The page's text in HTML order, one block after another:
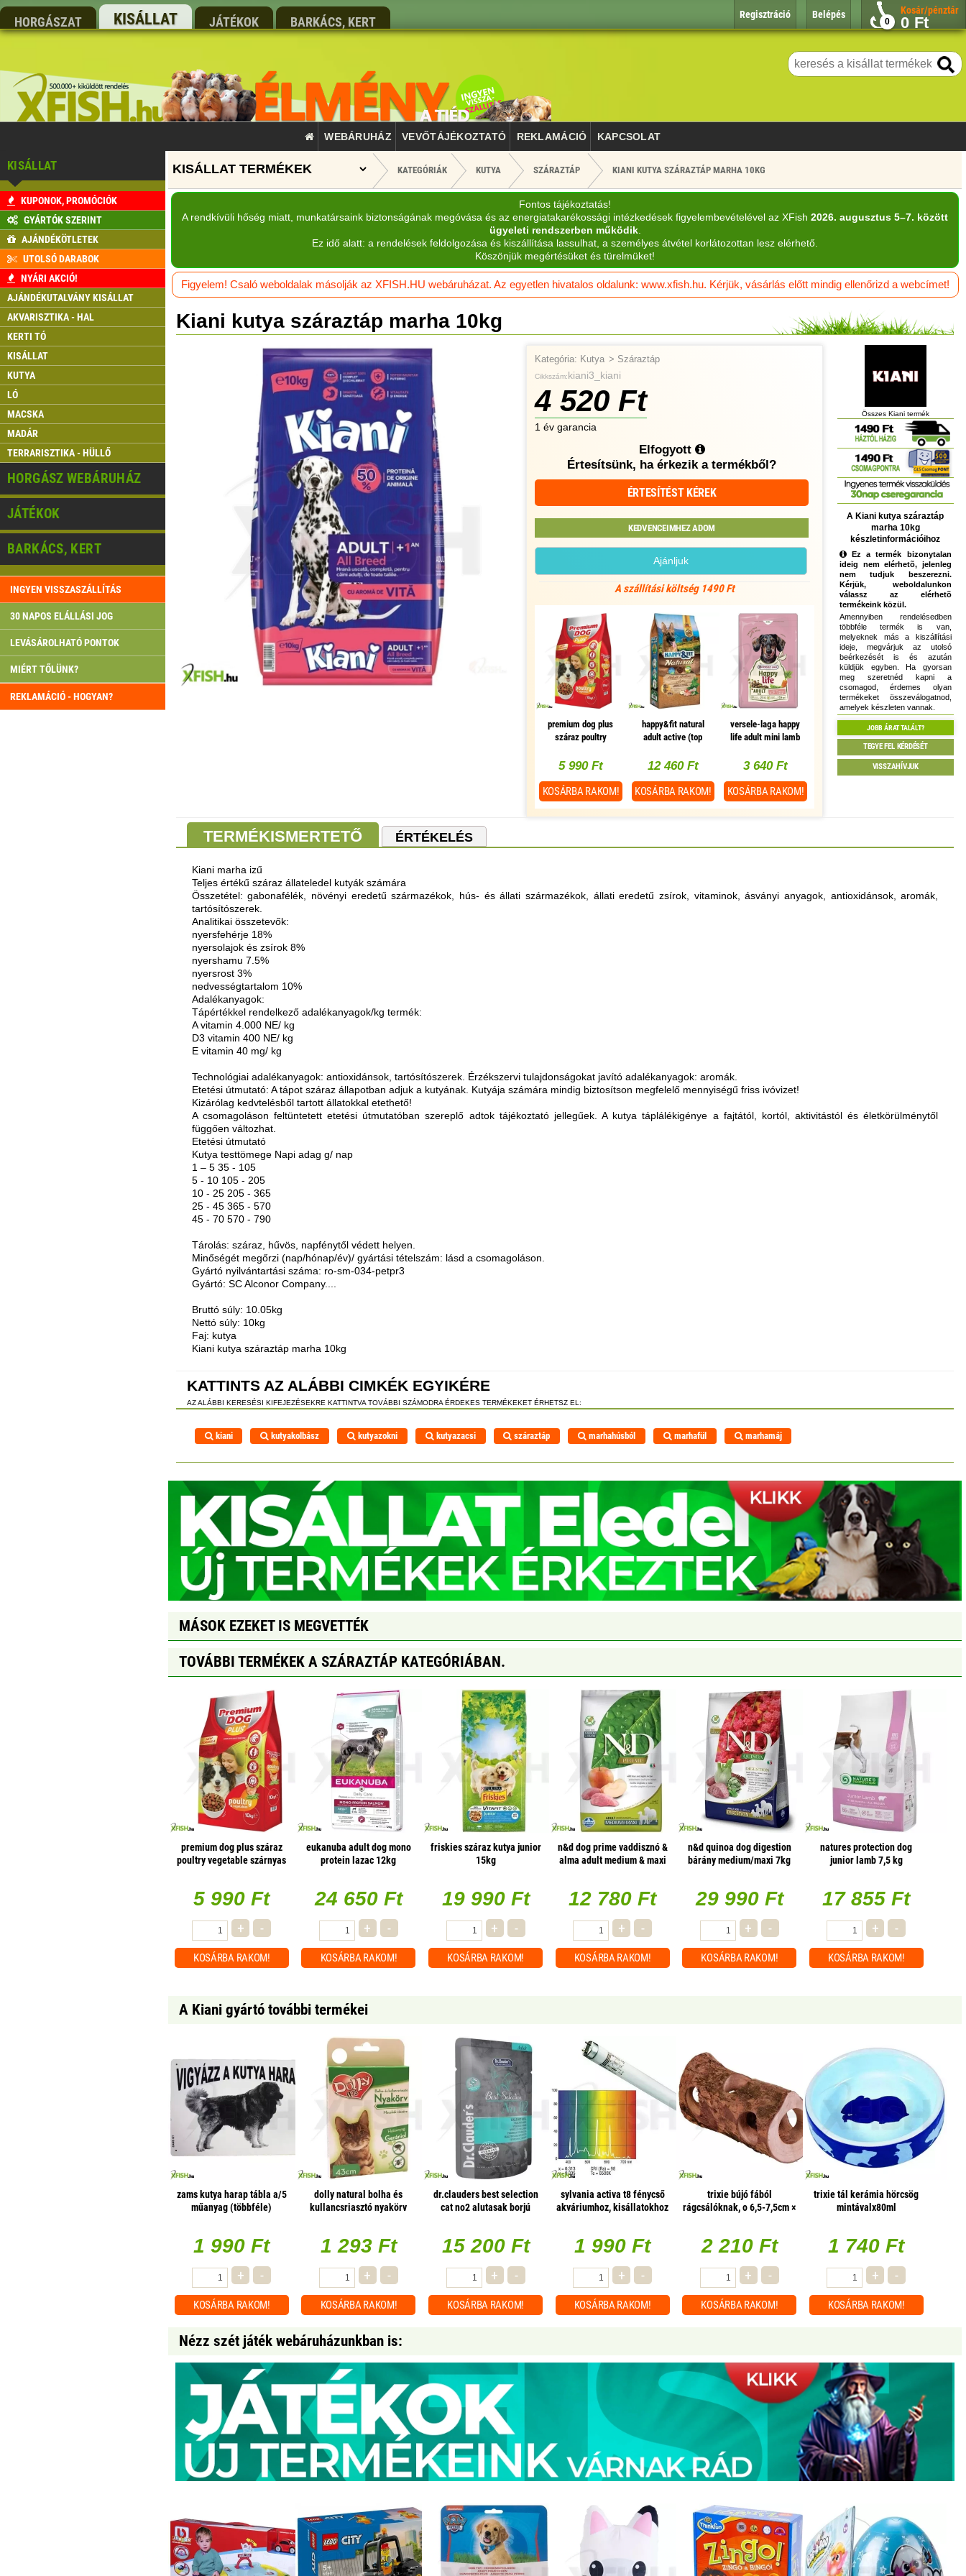
HORGÁSZAT KISÁLLAT JÁTÉKOK BARKÁCS, KERT 0
Kosár/pénztár
0 Ft
Belépés
Regisztráció
WEBÁRUHÁZ VEVŐTÁJÉKOZTATÓ REKLAMÁCIÓ KAPCSOLAT
KISÁLLAT
KUPONOK, PROMÓCIÓK
GYÁRTÓK SZERINT
AJÁNDÉKÖTLETEK
UTOLSÓ DARABOK
NYÁRI AKCIÓ!
AJÁNDÉKUTALVÁNY KISÁLLAT
AKVARISZTIKA - HAL
KERTI TÓ
KISÁLLAT
KUTYA
LÓ
MACSKA
MADÁR
TERRARISZTIKA - HÜLLŐ
HORGÁSZ WEBÁRUHÁZ
JÁTÉKOK
BARKÁCS, KERT
INGYEN VISSZASZÁLLÍTÁS
30 NAPOS ELÁLLÁSI JOG
LEVÁSÁROLHATÓ PONTOK
MIÉRT TŐLÜNK?
REKLAMÁCIÓ - HOGYAN?
KATEGÓRIÁK KUTYA SZÁRAZTÁP KIANI KUTYA SZÁRAZTÁP MARHA 10KG
Fontos tájékoztatás!
A rendkívüli hőség miatt, munkatársaink biztonságának megóvása és az energiatakarékossági intézkedések figyelembevételével az XFish 2026. augusztus 5–7. között
ügyeleti rendszerben működik.
Ez idő alatt: a rendelések feldolgozása és kiszállítása lassulhat, a személyes átvétel korlátozottan lesz elérhető.
Köszönjük megértésüket és türelmüket!
Figyelem! Csaló weboldalak másolják az XFISH.HU webáruházat. Az egyetlen hivatalos oldalunk: www.xfish.hu. Kérjük, vásárlás előtt mindig ellenőrizd a webcímet!
Kiani kutya száraztáp marha 10kg
Kategória: Kutya > Száraztáp
Cikkszám:kiani3_kiani
4 520 Ft
1 év garancia
Elfogyott
Értesítsünk, ha érkezik a termékből?
ÉRTESÍTÉST KÉREK
KEDVENCEIMHEZ ADOM
Ajánljuk
A szállítási költség 1490 Ft
premium dog plus
száraz poultry
zöldség 10000g
5 990 Ft
KOSÁRBA RAKOM!
happy&fit natural
adult active (top
12 460 Ft
KOSÁRBA RAKOM!
versele-laga happy
life adult mini lamb
(bárányos)
3 640 Ft
KOSÁRBA RAKOM!
Összes Kiani termék
A Kiani kutya száraztáp
marha 10kg
készletinformációihoz
Ez a termék bizonytalan
ideig nem elérhetõ, jelenleg
nem tudjuk beszerezni.
Kérjük, weboldalunkon
válassz az elérhetõ
termékeink közül.
Amennyiben rendelésedben
többféle termék is van,
melyeknek más a kiszállítási
ideje, megvárjuk az utolsó
beérkezését is és azután
küldjük egyben. Ha gyorsan
meg szeretnéd kapni a
csomagod, érdemes olyan
termékeket összeválogatnod,
amelyek készleten vannak.
JOBB ÁRAT TALÁLT?
TEGYE FEL KÉRDÉSÉT
VISSZAHÍVJUK
TERMÉKISMERTETŐ ÉRTÉKELÉS
Kiani marha izű
Teljes értékű száraz állateledel kutyák számára
Összetétel: gabonafélék, növényi eredetű származékok, hús- és állati származékok, állati eredetű zsírok, vitaminok, ásványi anyagok, antioxidánsok, aromák,
tartósítószerek.
Analitikai összetevők:
nyersfehérje 18%
nyersolajok és zsírok 8%
nyershamu 7.5%
nyersrost 3%
nedvességtartalom 10%
Adalékanyagok:
Tápértékkel rendelkező adalékanyagok/kg termék:
A vitamin 4.000 NE/ kg
D3 vitamin 400 NE/ kg
E vitamin 40 mg/ kg
Technológiai adalékanyagok: antioxidánsok, tartósítószerek. Érzékszervi tulajdonságokat javító adalékanyagok: aromák.
Etetési útmutató: A tápot száraz állapotban adjuk a kutyának. Kutyája számára mindig biztosítson megfelelő mennyiségű friss ivóvizet!
Kizárólag kedvtelésből tartott állatokkal etethető!
A csomagoláson feltüntetett etetési útmutatóban szereplő adtok tájékoztató jellegűek. A kutya táplálékigénye a fajtától, kortól, aktivitástól és életkörülménytől
függően változhat.
Etetési útmutató
Kutya testtömege Napi adag g/ nap
1 – 5 35 - 105
5 - 10 105 - 205
10 - 25 205 - 365
25 - 45 365 - 570
45 - 70 570 - 790
Tárolás: száraz, hűvös, napfénytől védett helyen.
Minőségét megőrzi (nap/hónap/év)/ gyártási tételszám: lásd a csomagoláson.
Gyártó nyilvántartási száma: ro-sm-034-petpr3
Gyártó: SC Alconor Company....
Bruttó súly: 10.05kg
Nettó súly: 10kg
Faj: kutya
Kiani kutya száraztáp marha 10kg
KATTINTS AZ ALÁBBI CIMKÉK EGYIKÉRE
AZ ALÁBBI KERESÉSI KIFEJEZÉSEKRE KATTINTVA TOVÁBBI SZÁMODRA ÉRDEKES TERMÉKEKET ÉRHETSZ EL:
kiani kutyakolbász kutyazokni kutyazacsi száraztáp marhahúsból marhafül marhamáj
MÁSOK EZEKET IS MEGVETTÉK
TOVÁBBI TERMÉKEK A SZÁRAZTÁP KATEGÓRIÁBAN.
premium dog plus száraz
poultry vegetable szárnyas
5 990 Ft
+ -
KOSÁRBA RAKOM!
eukanuba adult dog mono
protein lazac 12kg
24 650 Ft
+ -
KOSÁRBA RAKOM!
friskies száraz kutya junior
15kg
19 990 Ft
+ -
KOSÁRBA RAKOM!
n&d dog prime vaddisznó &
alma adult medium & maxi
12 780 Ft
+ -
KOSÁRBA RAKOM!
n&d quinoa dog digestion
bárány medium/maxi 7kg
29 990 Ft
+ -
KOSÁRBA RAKOM!
natures protection dog
junior lamb 7,5 kg
17 855 Ft
+ -
KOSÁRBA RAKOM!
A Kiani gyártó további termékei
zams kutya harap tábla a/5
műanyag (többféle)
1 990 Ft
+ -
KOSÁRBA RAKOM!
dolly natural bolha és
kullancsriasztó nyakörv
1 293 Ft
+ -
KOSÁRBA RAKOM!
dr.clauders best selection
cat no2 alutasak borjú
15 200 Ft
+ -
KOSÁRBA RAKOM!
sylvania activa t8 fénycső
akváriumhoz, kisállatokhoz
1 990 Ft
+ -
KOSÁRBA RAKOM!
trixie bújó fából
rágcsálóknak, o 6,5-7,5cm ×
2 210 Ft
+ -
KOSÁRBA RAKOM!
trixie tál kerámia hörcsög
mintávalx80ml
1 740 Ft
+ -
KOSÁRBA RAKOM!
Nézz szét játék webáruházunkban is: